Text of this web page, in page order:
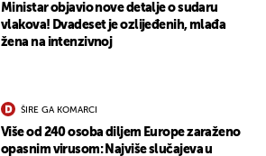
Ministar objavio nove detalje o sudaru
vlakova! Dvadeset je ozlijeđenih, mlađa
žena na intenzivnoj
ŠIRE GA KOMARCI
Više od 240 osoba diljem Europe zaraženo
opasnim virusom: Najviše slučajeva u